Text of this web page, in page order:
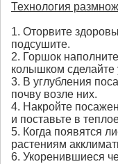
Технология
1. Оторвите
подсушите.
2. Горшок
колышком сделайте
3. В углубления
почву возле них.
4. Накройте
и поставьте в
5. Когда появятся
растениям
6. Укоренившиеся